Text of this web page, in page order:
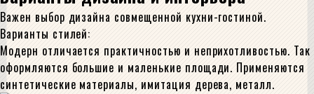
Важен выбор дизайна совмещенной кухни-гостиной.
Варианты стилей:
Модерн отличается практичностью и неприхотливостью. Так
оформляются большие и маленькие площади. Применяются
синтетические материалы, имитация дерева, металл.